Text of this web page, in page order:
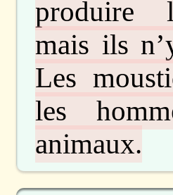
produire
mais ils
Les
les
animaux.